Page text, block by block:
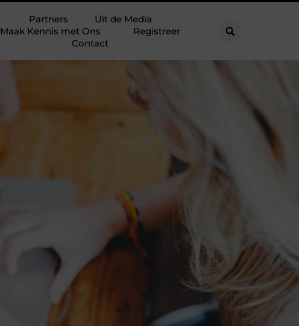
Partners
Uit de Media
Maak Kennis met Ons
Registreer
Contact